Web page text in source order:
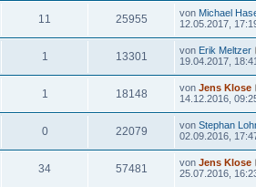
11 25955 von Michael
12.05.2017,
1 13301 von Erik Meltzer
19.04.2017, 18:41
1 18148 von Jens Klose
14.12.2016,
0 22079 von Stephan
02.09.2016,
34 57481 von Jens Klose
25.07.2016,